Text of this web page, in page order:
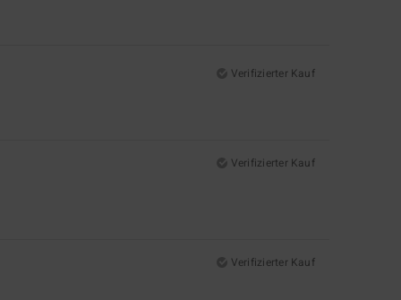
Verifizierter Kauf
Verifizierter Kauf
Verifizierter Kauf